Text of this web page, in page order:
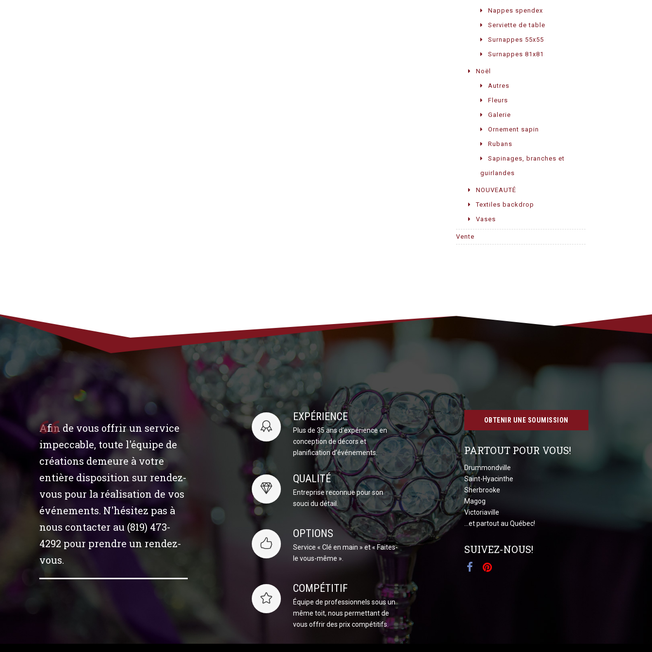
Nappes spendex
Serviette de table
Surnappes 55x55
Surnappes 81x81
Noël
Autres
Fleurs
Galerie
Ornement sapin
Rubans
Sapinages, branches et
guirlandes
NOUVEAUTÉ
Textiles backdrop
Vases
Vente
Afin de vous offrir un service
impeccable, toute l'équipe de
créations demeure à votre
entière disposition sur rendez-
vous pour la réalisation de vos
événements. N'hésitez pas à
nous contacter au (819) 473-
4292 pour prendre un rendez-
vous.
EXPÉRIENCE
Plus de 35 ans d’expérience en
conception de décors et
planification d’événements.
QUALITÉ
Entreprise reconnue pour son
souci du détail.
OPTIONS
Service « Clé en main » et « Faites-
le vous-même ».
COMPÉTITIF
Équipe de professionnels sous un
même toit, nous permettant de
vous offrir des prix compétitifs.
OBTENIR UNE SOUMISSION
PARTOUT POUR VOUS!
Drummondville
Saint-Hyacinthe
Sherbrooke
Magog
Victoriaville
...et partout au Québec!
SUIVEZ-NOUS!